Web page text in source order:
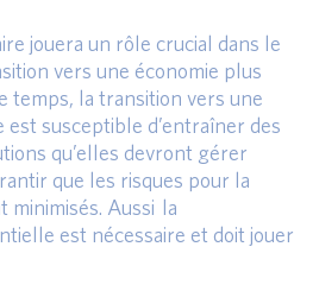
jouera un rôle crucial dans le
vers une économie plus
temps, la transition vers une
susceptible d’entraîner des
qu’elles devront gérer
que les risques pour la
minimisés. Aussi la
est nécessaire et doit jouer